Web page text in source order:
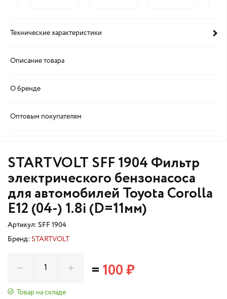
Технические характеристики
Описание товара
О бренде
Оптовым покупателям
STARTVOLT SFF 1904 Фильтр
электрического бензонасоса
для автомобилей Toyota Corolla
E12 (04-) 1.8i (D=11мм)
Артикул: SFF 1904
Бренд: STARTVOLT
Товар на складе
=100 ₽